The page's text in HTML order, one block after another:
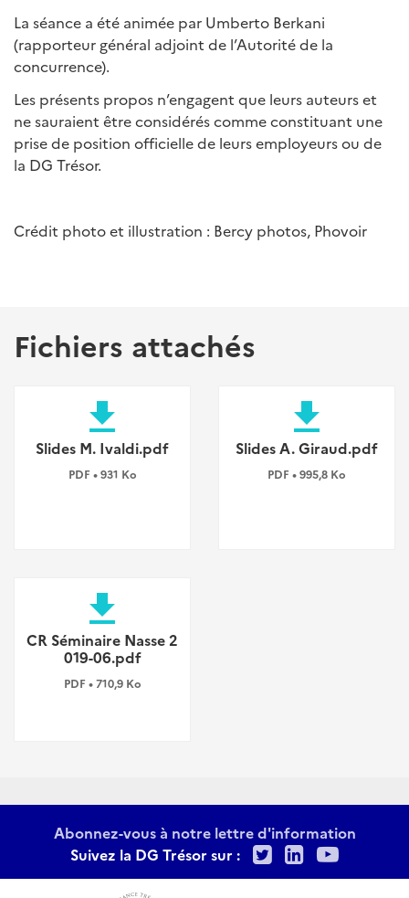
La séance a été animée par Umberto Berkani
(rapporteur général adjoint de l’Autorité de la
concurrence).
Les présents propos n’engagent que leurs auteurs et
ne sauraient être considérés comme constituant une
prise de position officielle de leurs employeurs ou de
la DG Trésor.
Crédit photo et illustration : Bercy photos, Phovoir
Fichiers attachés
file_download
Slides M. Ivaldi.pdf
PDF • 931 Ko
file_download
Slides A. Giraud.pdf
PDF • 995,8 Ko
file_download
CR Séminaire Nasse 2
019-06.pdf
PDF • 710,9 Ko
Abonnez-vous à notre lettre d'information
Suivez la DG Trésor sur :
TwitterLinkedIn